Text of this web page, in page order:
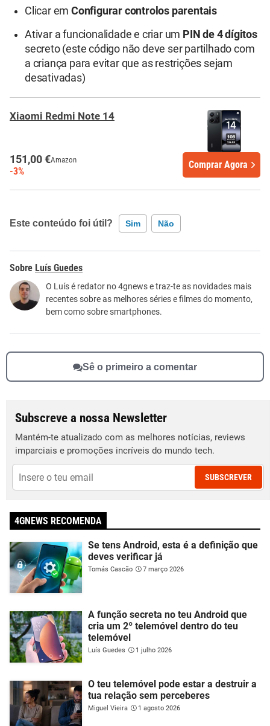
Clicar em Configurar controlos parentais
Ativar a funcionalidade e criar um PIN de 4 dígitos
secreto (este código não deve ser partilhado com
a criança para evitar que as restrições sejam
desativadas)
Xiaomi Redmi Note 14
151,00 €Amazon
-3%
Comprar Agora
Este conteúdo foi útil? Sim Não
Este conteúdo contém informação incorreta
Este conteúdo não tem a informação que procuro
Outro
Luís Guedes
O Luís é redator no 4gnews e traz-te as novidades mais
recentes sobre as melhores séries e filmes do momento,
bem como sobre smartphones.
Sê o primeiro a comentar
Subscreve a nossa Newsletter
Mantém-te atualizado com as melhores notícias, reviews
imparciais e promoções incríveis do mundo tech.
SUBSCREVER
4GNEWS RECOMENDA
Se tens Android, esta é a definição que
deves verificar já
Tomás Cascão 7 março 2026
A função secreta no teu Android que
cria um 2º telemóvel dentro do teu
telemóvel
Luís Guedes 1 julho 2026
O teu telemóvel pode estar a destruir a
tua relação sem perceberes
Miguel Vieira 1 agosto 2026